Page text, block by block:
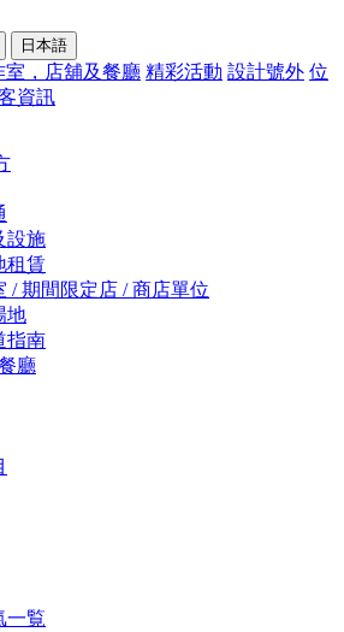
日本語
室，店舖及餐廳 精彩活動 設計號外 位
資訊
設施
租賃
/ 期間限定店 / 商店單位
地
指南
廳
一覧